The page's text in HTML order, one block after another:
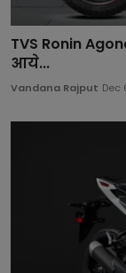
TVS Ronin
आये...
Vandana Rajput Dec